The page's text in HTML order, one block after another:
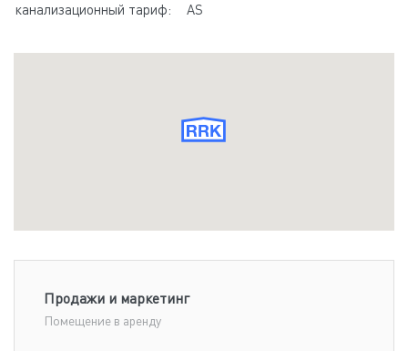
канализационный тариф:
AS
Продажи и маркетинг
Помещение в аренду